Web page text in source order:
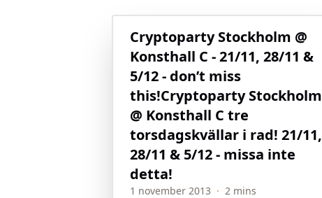
Cryptoparty Stockholm @
Konsthall C - 21/11, 28/11 &
5/12 - don’t miss
this!Cryptoparty Stockholm
@ Konsthall C tre
torsdagskvällar i rad! 21/11,
28/11 & 5/12 - missa inte
detta!
1 november 2013 · 2 mins